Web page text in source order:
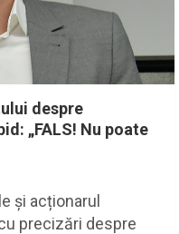
despre
„FALS! Nu poate
și acționarul
precizări despre